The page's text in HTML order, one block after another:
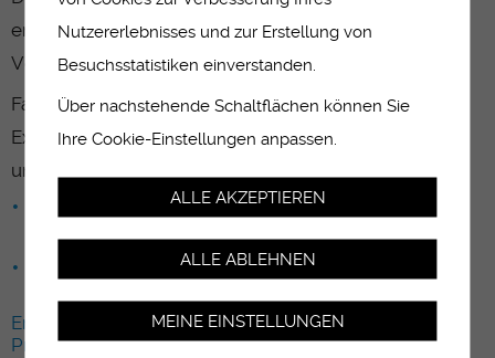
ernannt. Sie haben in dieser Funktion keine
Verbindung zur OrTra.
Falls Sie interessiert sind, dem Gremium als
Experte/Expertin beizutreten, finden Sie
untenstehend die Dokumente zu diesem Thema:
Obligatorische Kriterien für alle sich bewerbenden
Expert-inn-en
Bewerbungsdossier
Erklärvideo von der EHB - wie wird man
Prüfungsexpert-in-e ?
Nutzererlebnisses und zur Erstellung von
Besuchsstatistiken einverstanden.
Über nachstehende Schaltflächen können Sie
Ihre Cookie-Einstellungen anpassen.
ALLE AKZEPTIEREN
ALLE ABLEHNEN
MEINE EINSTELLUNGEN